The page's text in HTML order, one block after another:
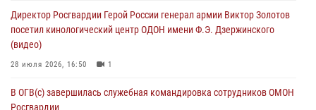
08 августа 2026, 13:00
Директор Росгвардии Герой России генерал армии Виктор Золотов
посетил кинологический центр ОДОН имени Ф.Э. Дзержинского
(видео)
28 июля 2026, 16:50 1
В ОГВ(с) завершилась служебная командировка сотрудников ОМОН
Росгвардии